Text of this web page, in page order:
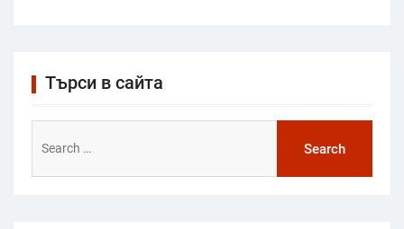
Търси в сайта
for: